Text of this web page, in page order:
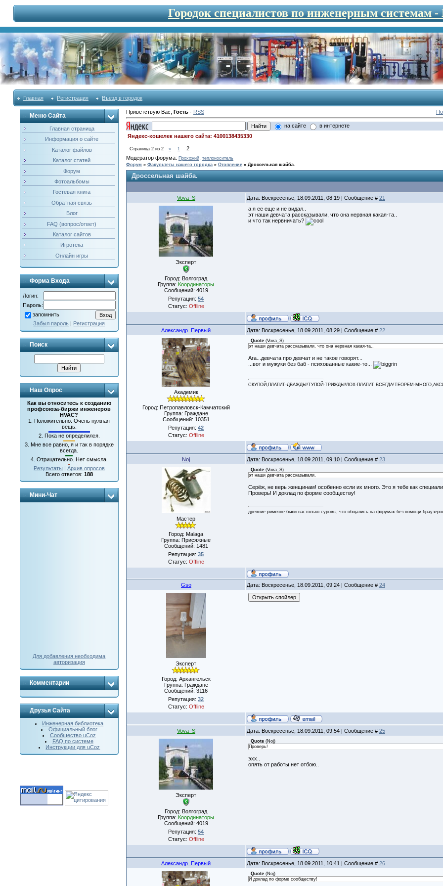
Городок специалистов по инженерным
Главная Регистрация Въезд в городок
Меню Сайта
Главная страница
Информация о сайте
Каталог файлов
Каталог статей
Форум
Фотоальбомы
Гостевая книга
Обратная связь
Блог
FAQ (вопрос/ответ)
Каталог сайтов
Игротека
Онлайн игры
Форма Входа
Логин:
Пароль:
запомнить
Забыл пароль | Регистрация
Поиск
Наш Опрос
Как вы относитесь к созданию
профсоюза-биржи инженеров
HVAC?
1.Положительно. Очень нужная
вещь.
2. Пока не определился.
3. Мне все равно, я и так в порядке
всегда.
4. Отрицательно. Нет смысла.
Результаты | Архив опросов
Всего ответов: 188
Мини-Чат
Для добавления необходима
авторизация
Комментарии
Друзья Сайта
Инженерная библиотека
Официальный блог
Сообщество uCoz
FAQ по системе
Инструкции для uCoz
Приветствую Вас Гость· RSS
на сайте в интернете
Яндекс-кошелек нашего сайта: 4100138435330
Страница 2из 2 « 1
2
Модератор форума: Прохожий, теплоноситель
Форум » Факультеты нашего городка » Отопление » Дроссельная шайба.
Дроссельная шайба.
Vova_S Дата: Воскресенье, 18.09.2011, 08:19 | Сообщение # 21
Эксперт
Город: Волгоград
Группа:Координаторы
Сообщений: 4019
Репутация:54
Статус: Offline
а я ее еще и не видал..
эт наши девчата рассказывали, что она нервная какая-та..
и что так нервничать?
Александр_Первый Дата: Воскресенье, 18.09.2011, 08:29 | Сообщение # 22
Академик
Город: Петропавловск-Камчатский
Группа: Граждане
Сообщений: 10351
Репутация:42
Статус: Offline
Quote(Vova_S)
эт наши девчата рассказывали, что она нервная какая-та..
Ага...девчата про девчат и не такое говорят...
...вот и мужуки без баб - психованные какие-то...
СКУПОЙ,ПЛАТИТ-ДВАЖДЫ!ТУПОЙ-ТРИЖДЫ!ЛОХ-ПЛАТИТ ВСЕГДА!ТЕОРЕМ-
Noj Дата: Воскресенье, 18.09.2011, 09:10 | Сообщение # 23
Мастер
Город: Malaga
Группа: Присяжные
Сообщений: 1481
Репутация:35
Статус: Offline
Quote(Vova_S)
эт наши девчата рассказывали,
Серёж, не верь женщинам! особенно если их много. Это я тебе как
Проверь! И доклад по форме сообществу!
древние римляне были настолько суровы, что общались на форумах без помощи
Gso Дата: Воскресенье, 18.09.2011, 09:24 | Сообщение # 24
Эксперт
Город: Архангельск
Группа: Граждане
Сообщений:3116
Репутация:32
Статус: Offline
Vova_S Дата: Воскресенье, 18.09.2011, 09:54 | Сообщение # 25
Эксперт
Город: Волгоград
Группа:Координаторы
Сообщений: 4019
Репутация:54
Статус: Offline
Quote(Noj)
Проверь!
эхх..
опять от работы нет отбою..
Александр_Первый Дата: Воскресенье, 18.09.2011, 10:41 | Сообщение # 26
Quote(Noj)
И доклад по форме сообществу!